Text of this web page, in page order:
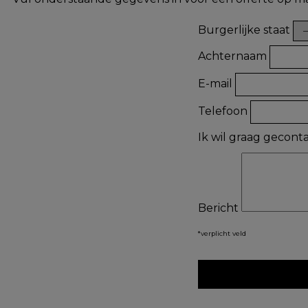
Burgerlijke staat
Achternaam
E-mail
Telefoon
Ik wil graag
Bericht
*verplicht veld